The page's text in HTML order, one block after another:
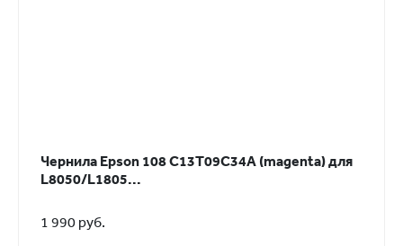
Чернила Epson 108 C13T09C34A (magenta) для
L8050/L1805...
1 990 руб.